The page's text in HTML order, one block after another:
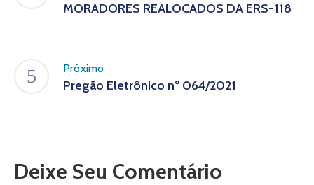
MORADORES REALOCADOS DA ERS-118
Próximo
Pregão Eletrônico nº 064/2021
Deixe Seu Comentário